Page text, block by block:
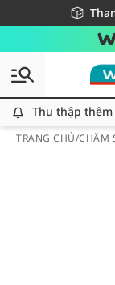
Miễn
Giao hàng
Thu thập
TRANG CHỦ/CHĂM